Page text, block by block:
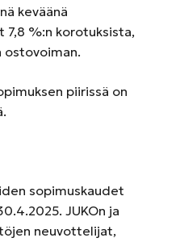
keväänä
%:n korotuksista,
ostovoiman.
piirissä on
sopimuskaudet
JUKOn ja
neuvottelijat,